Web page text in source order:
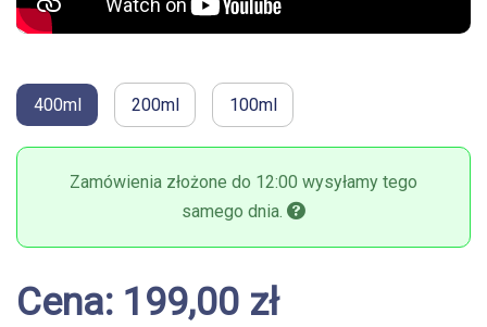
400ml 200ml 100ml
Zamówienia złożone do 12:00 wysyłamy tego
samego dnia.
Cena: 199,00 zł